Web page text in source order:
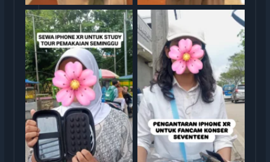
Serah Terima Sewa iPhone
TransGO
Serah Terima Sewa iPhone
XR Konser Seventeen